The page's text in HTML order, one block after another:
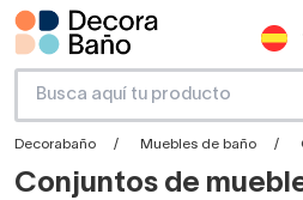
Decorabaño Muebles de baño
Conjuntos de